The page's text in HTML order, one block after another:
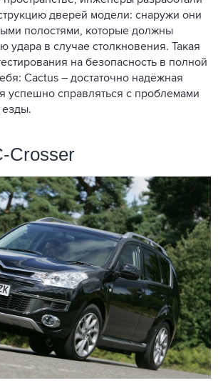
дверей модели: снаружи они
полостями, которые должны
удара в случае столкновения. Такая
на безопасность в полной
Cactus – достаточно надёжная
успешно справляться с проблемами
езды.
Crosser